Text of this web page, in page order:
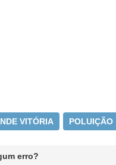
VITÓRIA POLUIÇÃO
erro?